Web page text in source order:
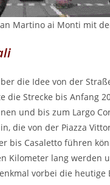
Martino ai Monti mit
die Idee von der
Strecke bis Anfang
und bis zum Largo
die von der Piazza
bis Casaletto führen
Kilometer lang werden
vorbei die heutige